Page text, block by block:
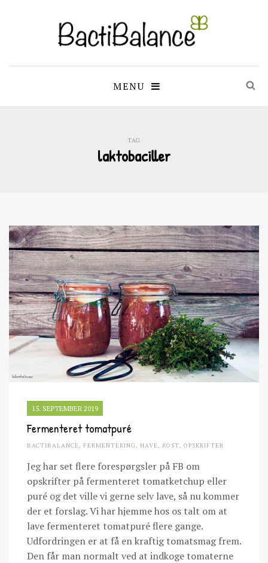
MENU
TAG
laktobaciller
15. SEPTEMBER 2019
Fermenteret tomatpuré
BACTIBALANCE, FERMENTERING, HAVE, KOST, OPSKRIFTER
Jeg har set flere forespørgsler på FB om
opskrifter på fermenteret tomatketchup eller
puré og det ville vi gerne selv lave, så nu kommer
der et forslag. Vi har hjemme hos os talt om at
lave fermenteret tomatpuré flere gange.
Udfordringen er at få en kraftig tomatsmag frem.
Den får man normalt ved at indkoge tomaterne